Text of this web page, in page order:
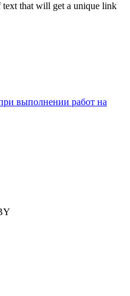
text that will get a unique link
выполнении работ на